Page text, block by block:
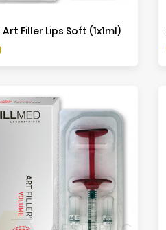
Filler Lips Soft (1x1ml)